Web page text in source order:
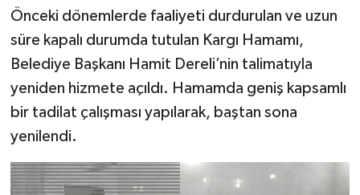
Önceki dönemlerde faaliyeti durdurulan ve uzun
süre kapalı durumda tutulan Kargı Hamamı,
Belediye Başkanı Hamit Dereli’nin talimatıyla
yeniden hizmete açıldı. Hamamda geniş kapsamlı
bir tadilat çalışması yapılarak, baştan sona
yenilendi.